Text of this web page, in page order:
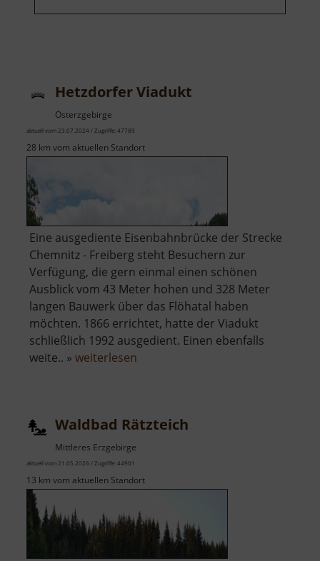
Hetzdorfer Viadukt
Osterzgebirge
aktuell vom 23.07.2024 / Zugriffe: 47789
28 km vom aktuellen Standort
Eine ausgediente Eisenbahnbrücke der Strecke
Chemnitz - Freiberg steht Besuchern zur
Verfügung, die gern einmal einen schönen
Ausblick vom 43 Meter hohen und 328 Meter
langen Bauwerk über das Flöhatal haben
möchten. 1866 errichtet, hatte der Viadukt
schließlich 1992 ausgedient. Einen ebenfalls
weite.. » weiterlesen
Waldbad Rätzteich
Mittleres Erzgebirge
aktuell vom 21.05.2026 / Zugriffe: 44901
13 km vom aktuellen Standort